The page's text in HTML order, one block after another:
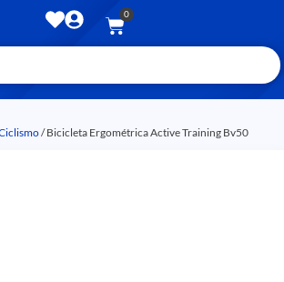
0
/ Bicicleta Ergométrica Active Training Bv50